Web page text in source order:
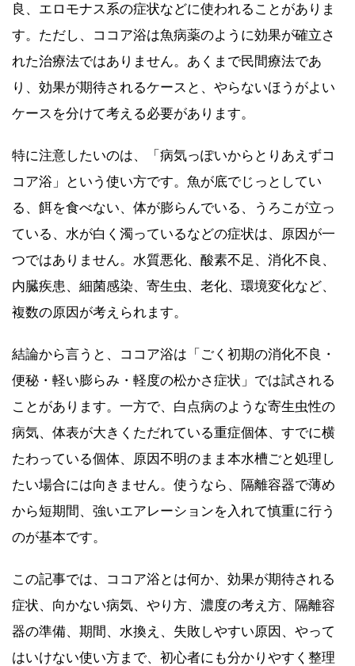
良、エロモナス系の症状などに使われることがありま
す。ただし、ココア浴は魚病薬のように効果が確立さ
れた治療法ではありません。あくまで民間療法であ
り、効果が期待されるケースと、やらないほうがよい
ケースを分けて考える必要があります。
特に注意したいのは、「病気っぽいからとりあえずコ
コア浴」という使い方です。魚が底でじっとしてい
る、餌を食べない、体が膨らんでいる、うろこが立っ
ている、水が白く濁っているなどの症状は、原因が一
つではありません。水質悪化、酸素不足、消化不良、
内臓疾患、細菌感染、寄生虫、老化、環境変化など、
複数の原因が考えられます。
結論から言うと、ココア浴は「ごく初期の消化不良・
便秘・軽い膨らみ・軽度の松かさ症状」では試される
ことがあります。一方で、白点病のような寄生虫性の
病気、体表が大きくただれている重症個体、すでに横
たわっている個体、原因不明のまま本水槽ごと処理し
たい場合には向きません。使うなら、隔離容器で薄め
から短期間、強いエアレーションを入れて慎重に行う
のが基本です。
この記事では、ココア浴とは何か、効果が期待される
症状、向かない病気、やり方、濃度の考え方、隔離容
器の準備、期間、水換え、失敗しやすい原因、やって
はいけない使い方まで、初心者にも分かりやすく整理